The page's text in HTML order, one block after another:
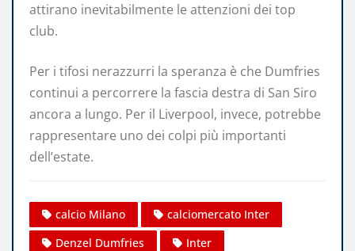
attirano inevitabilmente le attenzioni dei top
club.
Per i tifosi nerazzurri la speranza è che Dumfries
continui a percorrere la fascia destra di San Siro
ancora a lungo. Per il Liverpool, invece, potrebbe
rappresentare uno dei colpi più importanti
dell’estate.
calcio Milano
calciomercato Inter
Denzel Dumfries
Inter